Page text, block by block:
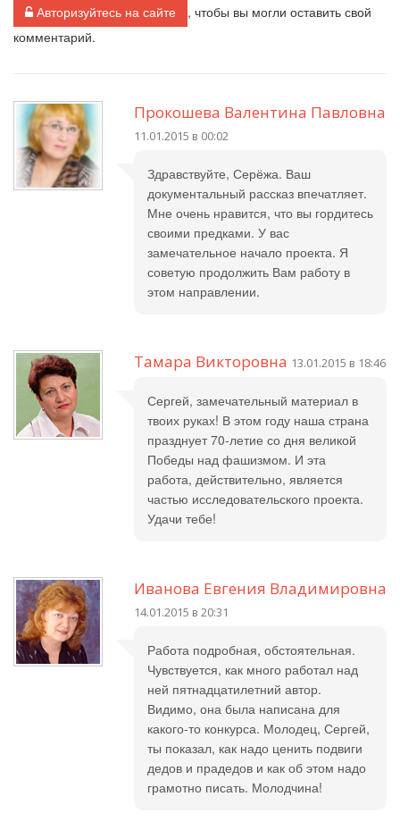
Авторизуйтесь на сайте
, чтобы вы могли оставить свой
комментарий.
Прокошева Валентина Павловна
11.01.2015 в 00:02
Здравствуйте, Серёжа. Ваш
документальный рассказ впечатляет.
Мне очень нравится, что вы гордитесь
своими предками. У вас
замечательное начало проекта. Я
советую продолжить Вам работу в
этом направлении.
Тамара Викторовна 13.01.2015 в 18:46
Сергей, замечательный материал в
твоих руках! В этом году наша страна
празднует 70-летие со дня великой
Победы над фашизмом. И эта
работа, действительно, является
частью исследовательского проекта.
Удачи тебе!
Иванова Евгения Владимировна
14.01.2015 в 20:31
Работа подробная, обстоятельная.
Чувствуется, как много работал над
ней пятнадцатилетний автор.
Видимо, она была написана для
какого-то конкурса. Молодец, Сергей,
ты показал, как надо ценить подвиги
дедов и прадедов и как об этом надо
грамотно писать. Молодчина!